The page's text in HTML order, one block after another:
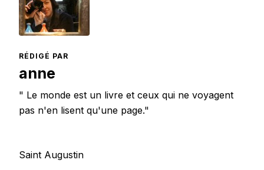
RÉDIGÉ PAR
anne
" Le monde est un livre et ceux qui ne voyagent
pas n'en lisent qu'une page."
Saint Augustin